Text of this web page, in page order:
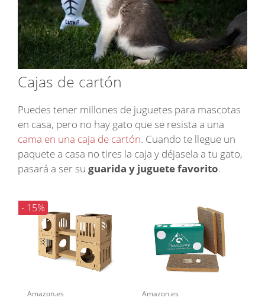
Cajas de cartón
Puedes tener millones de juguetes para mascotas
en casa, pero no hay gato que se resista a una
cama en una caja de cartón. Cuando te llegue un
paquete a casa no tires la caja y déjasela a tu gato,
pasará a ser su guarida y juguete favorito.
- 15%
Amazon.es Amazon.es